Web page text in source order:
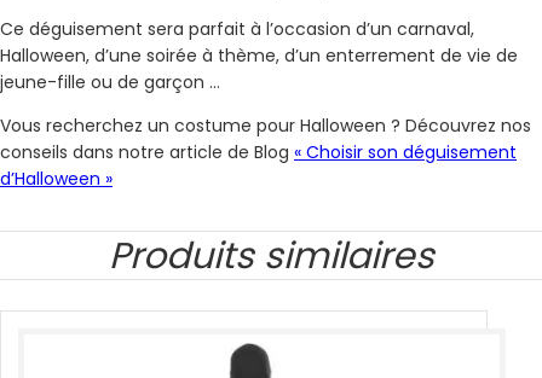
Ce déguisement sera parfait à l’occasion d’un carnaval,
Halloween, d’une soirée à thème, d’un enterrement de vie de
jeune-fille ou de garçon …
Vous recherchez un costume pour Halloween ? Découvrez nos
conseils dans notre article de Blog « Choisir son déguisement
d’Halloween »
Produits similaires